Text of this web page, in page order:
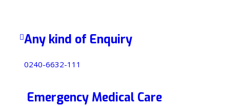
Any kind of Enquiry
0240-6632-111
Emergency Medical Care